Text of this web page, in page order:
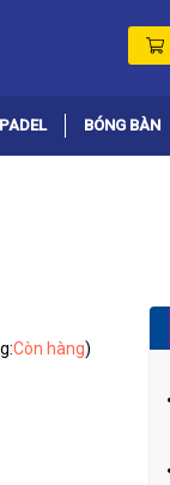
PADEL BÓNG BÀN
Còn hàng)